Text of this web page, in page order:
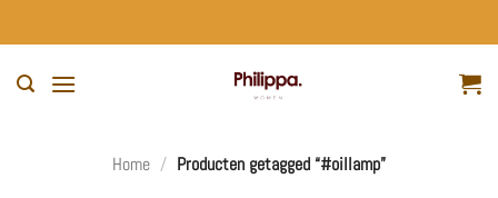
naar
Home / Producten getagged “#oillamp”